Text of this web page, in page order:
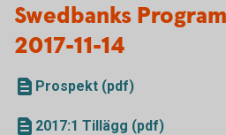
Swedbanks
2017-11-14
Prospekt (pdf)
2017:1 Tillägg (pdf)